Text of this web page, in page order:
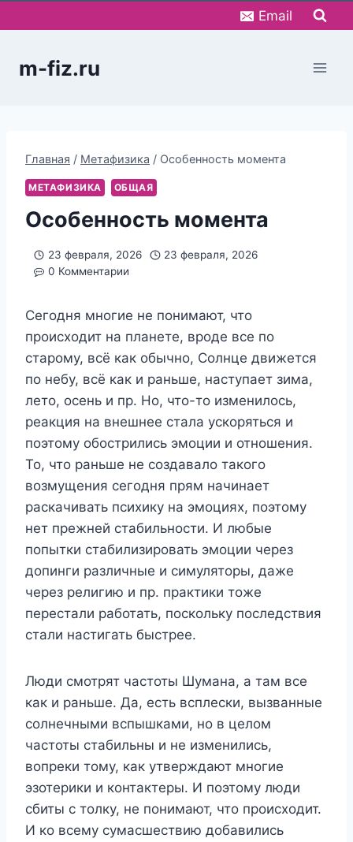
к
Email
m-fiz.ru
Главная / Метафизика / Особенность момента
МЕТАФИЗИКА ОБЩАЯ
Особенность момента
23 февраля, 2026
23 февраля, 2026
0 Комментарии
Сегодня многие не понимают, что
происходит на планете, вроде все по
старому, всё как обычно, Солнце движется
по небу, всё как и раньше, наступает зима,
лето, осень и пр. Но, что-то изменилось,
реакция на внешнее стала ускоряться и
поэтому обострились эмоции и отношения.
То, что раньше не создавало такого
возмущения сегодня прям начинает
раскачивать психику на эмоциях, поэтому
нет прежней стабильности. И любые
попытки стабилизировать эмоции через
допинги различные и симуляторы, даже
через религию и пр. практики тоже
перестали работать, поскольку последствия
стали настигать быстрее.
Люди смотрят частоты Шумана, а там все
как и раньше. Да, есть всплески, вызванные
солнечными вспышками, но в целом
частоты стабильны и не изменились,
вопреки тому, как утверждают многие
эзотерики и контактеры. И поэтому люди
сбиты с толку, не понимают, что происходит.
И ко всему сумасшествию добавились